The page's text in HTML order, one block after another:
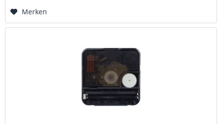
Merken